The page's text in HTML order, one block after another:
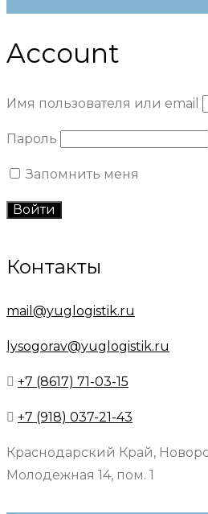
Account
Имя пользователя или email
Пароль
Запомнить меня
Контакты
mail@yuglogistik.ru
lysogorav@yuglogistik.ru
+7 (8617) 71-03-15
+7 (918) 037-21-43
Краснодарский Край,
Молодежная 14, пом. 1